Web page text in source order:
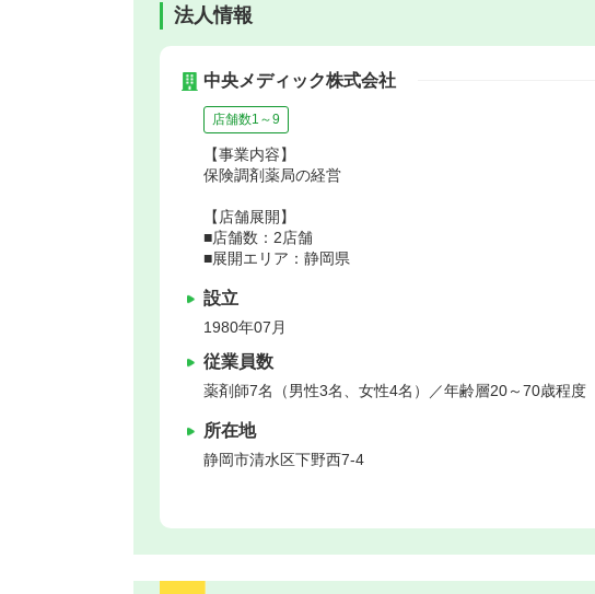
法人情報
中央メディック株式会社
店舗数1～9
【事業内容】
保険調剤薬局の経営
【店舗展開】
■店舗数：2店舗
■展開エリア：静岡県
設立
1980年07月
従業員数
薬剤師7名（男性3名、女性4名）／年齢層20～70歳程度
所在地
静岡市清水区下野西7-4